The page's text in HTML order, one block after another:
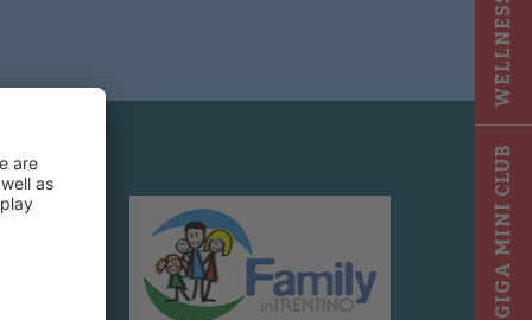
GIGA MINI CLUB